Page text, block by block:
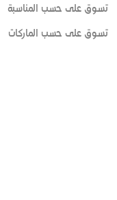
تسوق على حسب المناسبة
تسوق على حسب الماركات